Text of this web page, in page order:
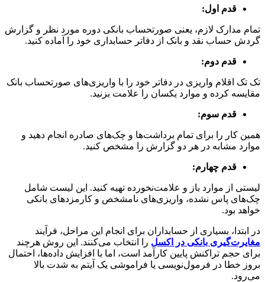
قدم اول:
تمام مدارک لازم، یعنی صورتحساب بانکی دوره مورد نظر و گزارش
گردش حساب نقد و بانک از دفاتر حسابداری خود را آماده کنید.
قدم دوم:
تک تک اقلام واریزی در دفاتر خود را با واریزی‌های صورتحساب بانک
مقایسه کرده و موارد یکسان را علامت بزنید.
قدم سوم:
همین کار را برای تمام برداشت‌ها و چک‌های صادره انجام دهید و
موارد مشابه در هر دو گزارش را مشخص کنید.
قدم چهارم:
لیستی از موارد باز و علامت‌نخورده تهیه کنید. این لیست شامل
چک‌های پاس نشده، واریزی‌های نامشخص و کارمزدهای بانکی
خواهد بود.
در ابتدا، بسیاری از حسابداران برای انجام این مراحل، فرآیند
مغایرت‌گیری بانکی در اکسل را انتخاب می‌کنند. این روش هرچند
برای حجم تراکنش پایین کارآمد است، اما با افزایش داده‌ها، احتمال
بروز خطا در فرمول‌نویسی یا فراموشی یک آیتم به شدت بالا
می‌رود.